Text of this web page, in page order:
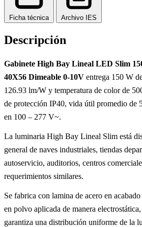
Ficha técnica Archivo IES
Descripción
Gabinete High Bay Lineal LED Slim
40X56 Dimeable 0-10V entrega 150 W
126.93 lm/W y temperatura de color de
de protección IP40, vida útil promedio de
en 100 – 277 V~.
La luminaria High Bay Lineal Slim está
general de naves industriales, tiendas
autoservicio, auditorios, centros
requerimientos similares.
Se fabrica con lamina de acero en
en polvo aplicada de manera
garantiza una distribución uniforme de la